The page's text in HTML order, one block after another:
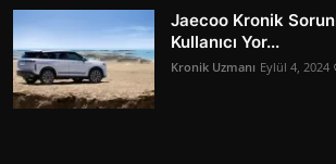
Jaecoo Kronik
Kullanıcı Yor...
Kronik Uzmanı Eylül 4, 2024